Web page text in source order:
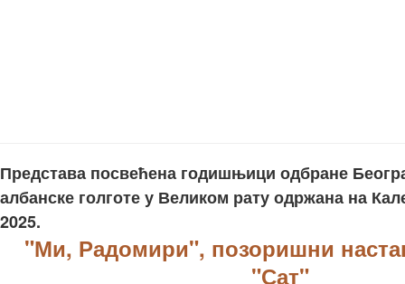
Представа посвећена годишњици одбране
албанске голготе у Великом рату одржана на
2025.
"Ми, Радомири", позоришни
"Сат"